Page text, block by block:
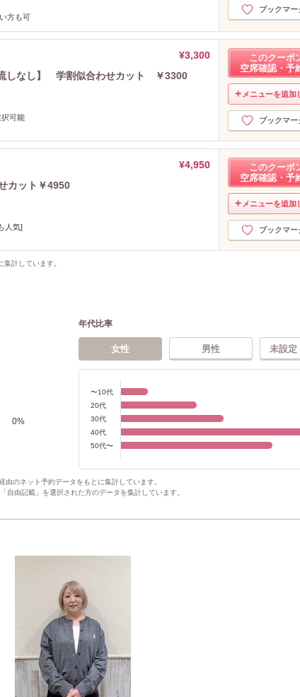
方も可
ブックマー
¥3,300
流しなし】 学割似合わせカット ￥3300
可能
このクーポ
空席確認・予
メニューを追加
ブックマー
¥4,950
カット￥4950
人気]
このクーポ
空席確認・予
メニューを追加
ブックマー
計しています。
0%
年代比率
女性 男性 未設定
〜10代
20代
30代
40代
50代〜
のネット予約データをもとに集計しています。
由記載」を選択された方のデータを集計しています。